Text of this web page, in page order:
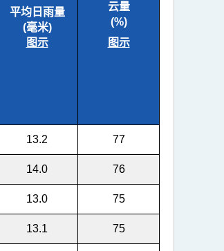
平均日雨量
(毫米)
图示
云量
(%)
图示
13.2 77
14.0 76
13.0 75
13.1 75